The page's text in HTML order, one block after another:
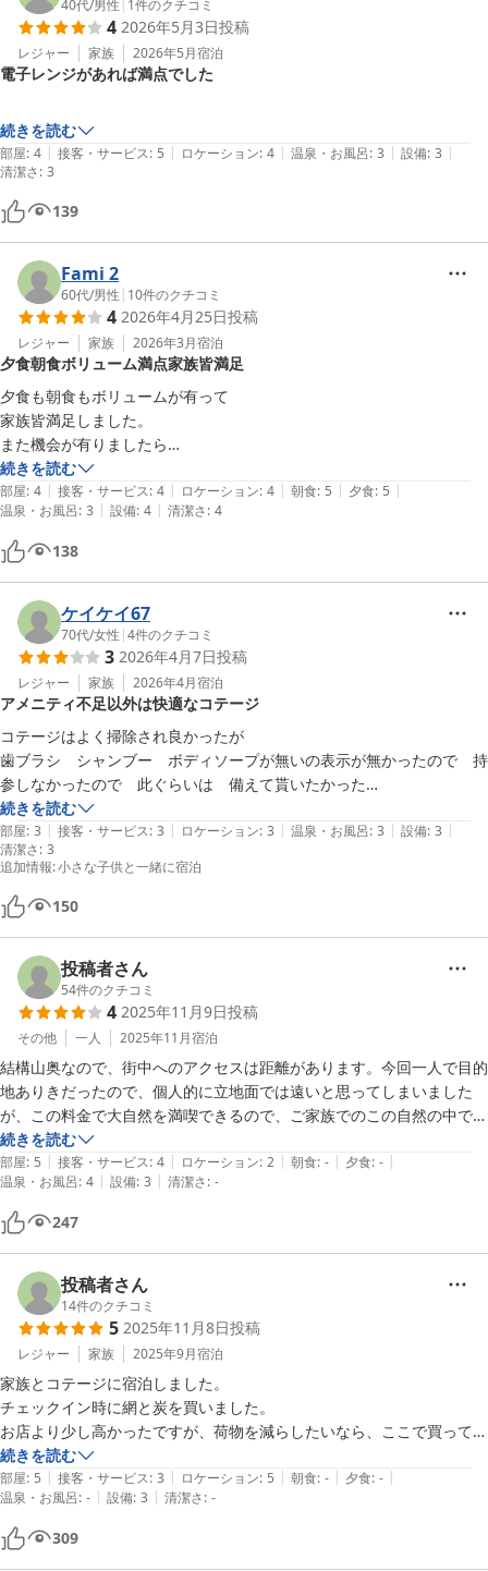
40代/男性 1件のクチコミ
4 2026年5月3日投稿
レジャー 家族 2026年5月宿泊
電子レンジがあれば満点でした
続きを読む
部屋: 4 | 接客・サービス: 5 | ロケーション: 4 | 温泉・お風呂: 3 | 設備: 3 |
清潔さ: 3
139
Fami 2
60代/男性 | 10件のクチコミ
4 2026年4月25日投稿
レジャー 家族 2026年3月宿泊
夕食朝食ボリューム満点家族皆満足
夕食も朝食もボリュームが有って
家族皆満足しました。
また機会が有りましたら
利用させて頂きます。
続きを読む
部屋: 4 | 接客・サービス: 4 | ロケーション: 4 | 朝食: 5 | 夕食: 5 |
温泉・お風呂: 3 | 設備: 4 | 清潔さ: 4
138
ケイケイ67
70代/女性 |4件のクチコミ
3 2026年4月7日投稿
レジャー 家族 2026年4月宿泊
アメニティ不足以外は快適なコテージ
コテージはよく掃除され良かったが
歯ブラシ　シャンブー　ボディソープが無いの表示が無かったので　持
参しなかったので　此ぐらいは　備えて貰いたかった
宿泊者が少なく　結構自由にすごせた
テニスも出来て　良かった
子供が乗るリモコン付きの車は
幼児には　人気有りました
続きを読む
部屋: 3 | 接客・サービス: 3 | ロケーション: 3 | 温泉・お風呂: 3 | 設備: 3 |
清潔さ: 3
追加情報:小さな子供と一緒に宿泊
150
投稿者さん
54件のクチコミ
4 2025年11月9日投稿
その他 一人 2025年11月宿泊
結構山奥なので、街中へのアクセスは距離があります。今回一人で目的
地ありきだったので、個人的に立地面では遠いと思ってしまいました
が、この料金で大自然を満喫できるので、ご家族でのこの自然の中での
アクティビティーに本来は向いている施設だと思います。都会の喧騒を
忘れて自然に癒されたい方にも向いていると思います。
ただ、腰の悪い方、体の不自由な方にとっては、トイレが和式多めだっ
たり、お風呂の座椅子が小さくて低かったりで、そこはストレスになる
かもしれません。部屋は和室で一人だとそれなりに広々。ゆっくりでき
ました。フロントの方も親切なお人柄でした。また来たいと思える施設
でした。
続きを読む
部屋: 5 | 接客・サービス: 4 | ロケーション: 2 | 朝食: - | 夕食: - |
温泉・お風呂: 4 | 設備: 3 | 清潔さ: -
247
投稿者さん
14件のクチコミ
5 2025年11月8日投稿
レジャー 家族 2025年9月宿泊
家族とコテージに宿泊しました。
チェックイン時に網と炭を買いました。
お店より少し高かったですが、荷物を減らしたいなら、ここで買っても
いいかも。
山側だったので、荷物があると階段で少し苦労しますが、特にしんどく
はなかったです。
ただ、階段が木と土で、えぐれている所があるので、気をつけてくださ
い。
続きを読む
部屋: 5 | 接客・サービス: 3 | ロケーション: 5 | 朝食: - | 夕食: - |
温泉・お風呂: - | 設備: 3 | 清潔さ: -
309